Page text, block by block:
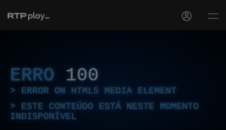
ERRO 100
ERROR ON HTML5 MEDIA ELEMENT
ESTE CONTEÚDO ESTÁ NESTE MOMENTO
INDISPONÍVEL